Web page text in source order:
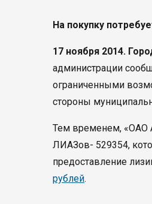
На покупку
17 ноября 2014.
администрации
ограниченными
стороны
Тем временем, «ОАО
ЛИАЗов- 529354,
предоставление
рублей.